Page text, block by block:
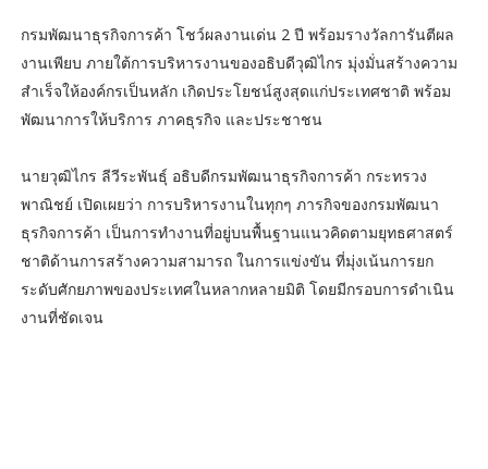
กรมพัฒนาธุรกิจการค้า โชว์ผลงานเด่น 2 ปี พร้อมรางวัลการันตีผล
งานเพียบ ภายใต้การบริหารงานของอธิบดีวุฒิไกร มุ่งมั่นสร้างความ
สำเร็จให้องค์กรเป็นหลัก เกิดประโยชน์สูงสุดแก่ประเทศชาติ พร้อม
พัฒนาการให้บริการ ภาคธุรกิจ และประชาชน
นายวุฒิไกร ลีวีระพันธุ์ อธิบดีกรมพัฒนาธุรกิจการค้า กระทรวง
พาณิชย์ เปิดเผยว่า การบริหารงานในทุกๆ ภารกิจของกรมพัฒนา
ธุรกิจการค้า เป็นการทำงานที่อยู่บนพื้นฐานแนวคิดตามยุทธศาสตร์
ชาติด้านการสร้างความสามารถ ในการแข่งขัน ที่มุ่งเน้นการยก
ระดับศักยภาพของประเทศในหลากหลายมิติ โดยมีกรอบการดำเนิน
งานที่ชัดเจน